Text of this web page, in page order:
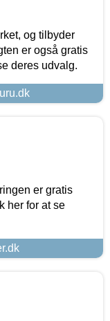
og tilbyder
er også gratis
deres udvalg.
er gratis
her for at se